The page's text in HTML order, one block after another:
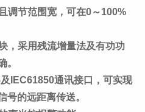
调节范围宽，可在0～100%
，采用残流增量法及有功功
。
IEC61850通讯接口，可实现
号的远距离传送。